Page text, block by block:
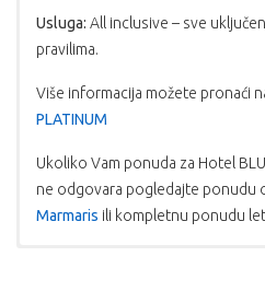
Usluga: All inclusive – sve
pravilima.
Više informacija možete pronaći
PLATINUM
Ukoliko Vam ponuda za Hotel
ne odgovara pogledajte ponudu
Marmaris ili kompletnu ponudu